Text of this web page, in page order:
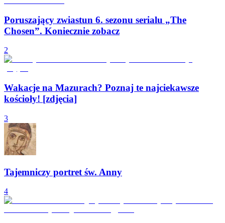
Poruszający zwiastun 6. sezonu serialu „The
Chosen”. Koniecznie zobacz
2
Wakacje na Mazurach? Poznaj te najciekawsze
kościoły! [zdjęcia]
3
Tajemniczy portret św. Anny
4